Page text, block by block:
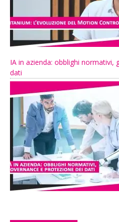
IA in azienda: obblighi normativi,
dati